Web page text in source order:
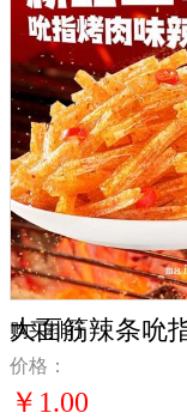
大面筋辣条吮
价格：
￥1.00
购买排行